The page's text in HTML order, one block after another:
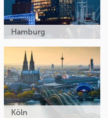
Hamburg
Köln